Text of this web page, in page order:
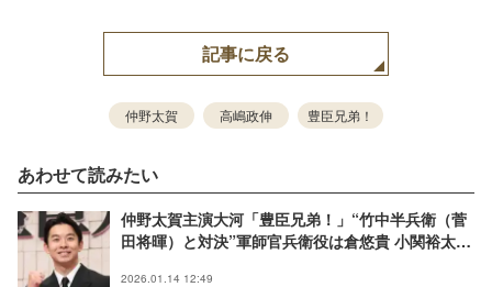
記事に戻る
仲野太賀 高嶋政伸 豊臣兄弟！
あわせて読みたい
仲野太賀主演大河「豊臣兄弟！」“竹中半兵衛（菅
田将暉）と対決”軍師官兵衛役は倉悠貴 小関裕太・
2026.01.14 12:49